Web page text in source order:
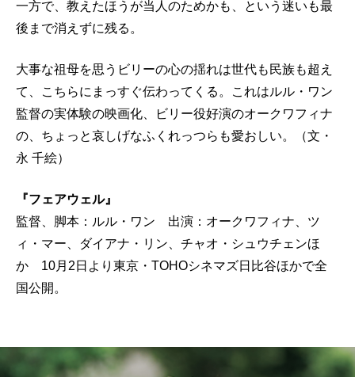
一方で、教えたほうが当人のためかも、という迷いも最
後まで消えずに残る。
大事な祖母を思うビリーの心の揺れは世代も民族も超え
て、こちらにまっすぐ伝わってくる。これはルル・ワン
監督の実体験の映画化、ビリー役好演のオークワフィナ
の、ちょっと哀しげなふくれっつらも愛おしい。（文・
永 千絵）
『フェアウェル』
監督、脚本：ルル・ワン 出演：オークワフィナ、ツ
ィ・マー、ダイアナ・リン、チャオ・シュウチェンほ
か 10月2日より東京・TOHOシネマズ日比谷ほかで全
国公開。